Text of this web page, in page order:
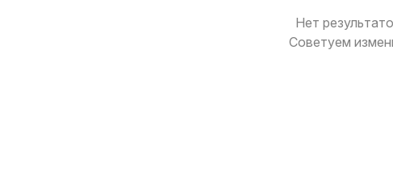
Нет
Советуем